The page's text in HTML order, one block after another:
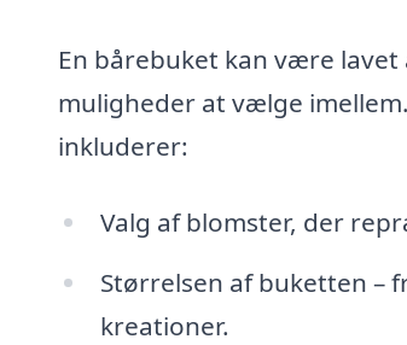
En bårebuket kan være
muligheder at vælge
inkluderer:
Valg af blomster, der
Størrelsen af buketten –
kreationer.